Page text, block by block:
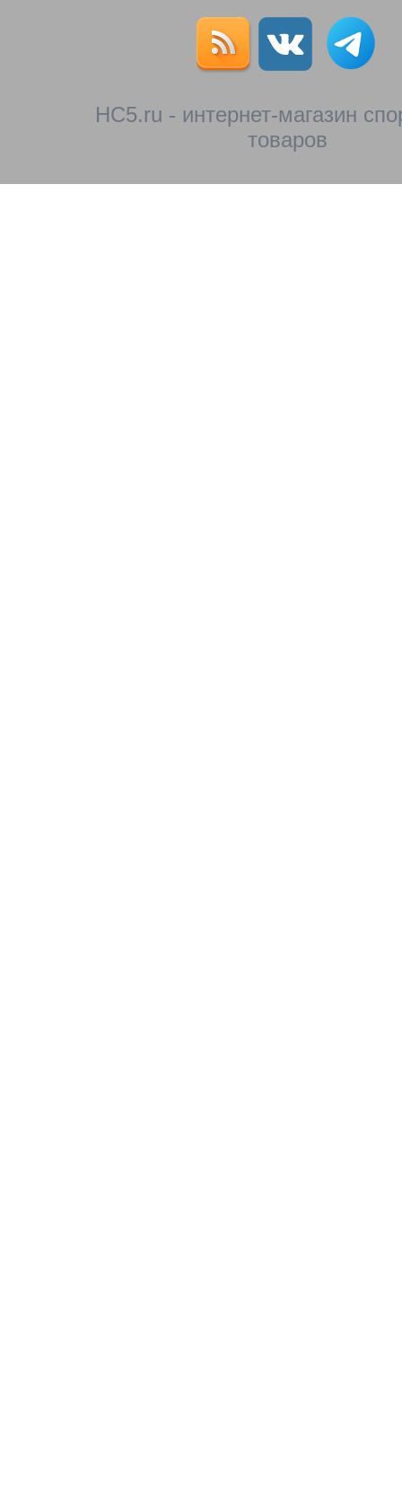
HC5.ru - интернет-магазин
товаров